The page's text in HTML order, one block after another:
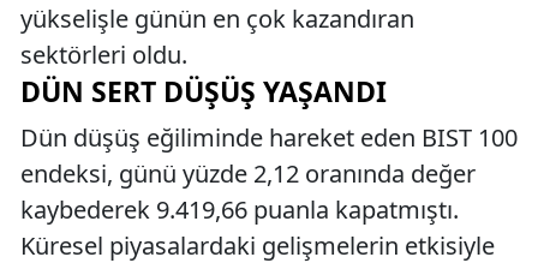
yükselişle günün en çok kazandıran
sektörleri oldu.
DÜN SERT DÜŞÜŞ YAŞANDI
Dün düşüş eğiliminde hareket eden BIST 100
endeksi, günü yüzde 2,12 oranında değer
kaybederek 9.419,66 puanla kapatmıştı.
Küresel piyasalardaki gelişmelerin etkisiyle